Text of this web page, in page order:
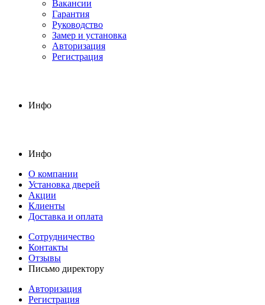
Вакансии
Гарантия
Руководство
Замер и установка
Авторизация
Регистрация
Инфо
Инфо
О компании
Установка дверей
Акции
Клиенты
Доставка и оплата
Сотрудничество
Контакты
Отзывы
Письмо директору
Авторизация
Регистрация